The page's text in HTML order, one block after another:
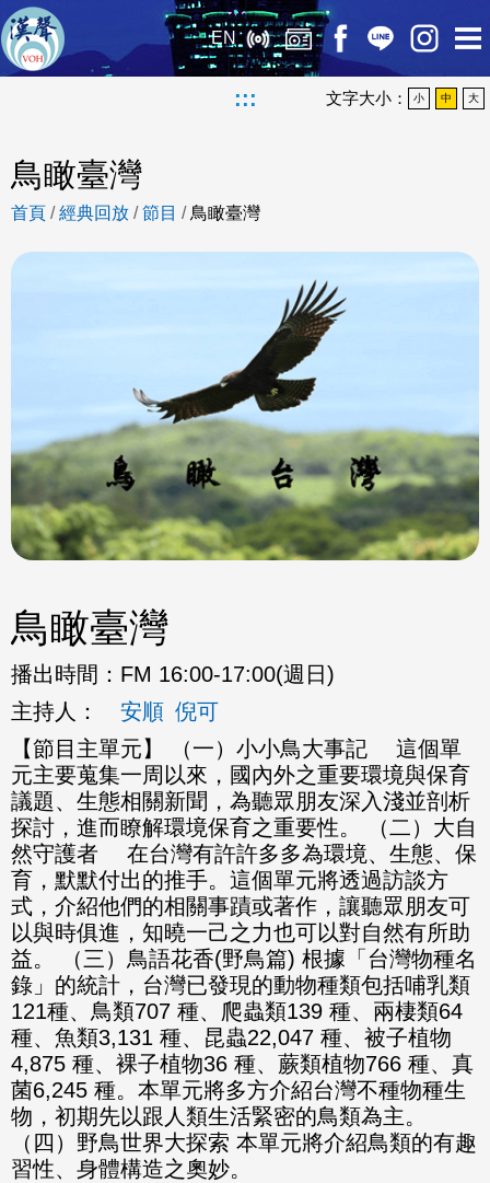
EN
::: 文字大小： 小 中 大
鳥瞰臺灣
首頁 /經典回放 /節目 / 鳥瞰臺灣
鳥瞰臺灣
播出時間： FM 16:00-17:00(週日)
主持人：
安順 倪可
【節目主單元】 （一）小小鳥大事記 這個單
元主要蒐集一周以來，國內外之重要環境與保育
議題、生態相關新聞，為聽眾朋友深入淺並剖析
探討，進而瞭解環境保育之重要性。 （二）大自
然守護者 在台灣有許許多多為環境、生態、保
育，默默付出的推手。這個單元將透過訪談方
式，介紹他們的相關事蹟或著作，讓聽眾朋友可
以與時俱進，知曉一己之力也可以對自然有所助
益。 （三）鳥語花香(野鳥篇) 根據「台灣物種名
錄」的統計，台灣已發現的動物種類包括哺乳類
121種、鳥類707 種、爬蟲類139 種、兩棲類64
種、魚類3,131 種、昆蟲22,047 種、被子植物
4,875 種、裸子植物36 種、蕨類植物766 種、真
菌6,245 種。本單元將多方介紹台灣不種物種生
物，初期先以跟人類生活緊密的鳥類為主。
（四）野鳥世界大探索 本單元將介紹鳥類的有趣
習性、身體構造之奧妙。